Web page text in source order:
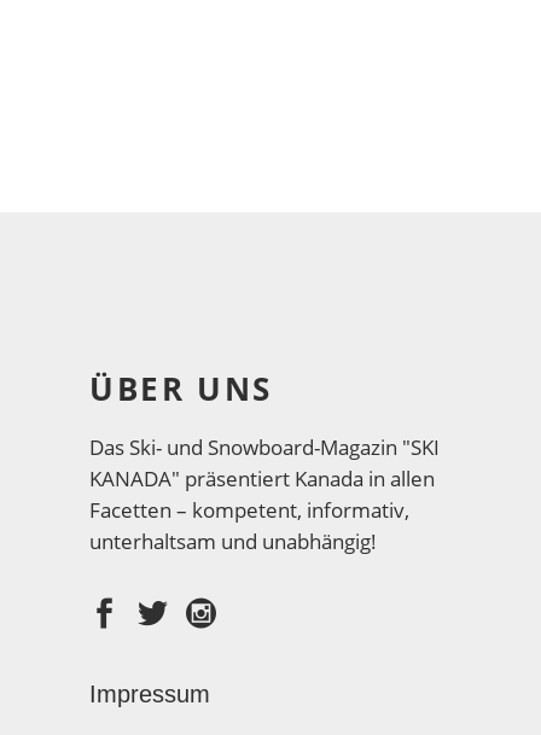
ÜBER UNS
Das Ski- und Snowboard-Magazin "SKI
KANADA" präsentiert Kanada in allen
Facetten – kompetent, informativ,
unterhaltsam und unabhängig!
Impressum